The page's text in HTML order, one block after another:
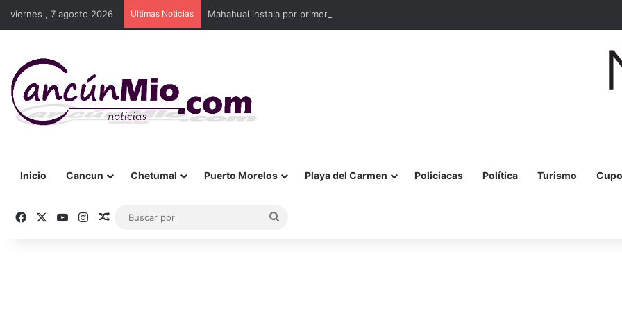
viernes , 7 agosto 2026 Ultimas Noticias Mahahual instala por primera vez un Comité de Operaciones en el Muelle de Pescadores
Inicio Cancun Chetumal Puerto Morelos Playa del Carmen Policiacas Política Turismo
FacebookYouTubeInstagram
Publicación al azar